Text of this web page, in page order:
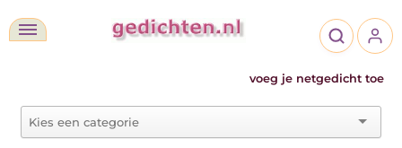
voeg je netgedicht toe